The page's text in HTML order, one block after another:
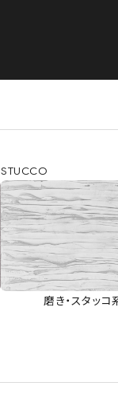
STUCCO
磨き・スタッコ